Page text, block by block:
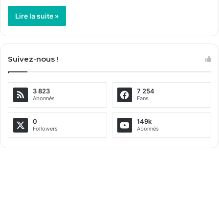
Lire la suite »
Suivez-nous !
3 823
Abonnés
7 254
Fans
0
Followers
149k
Abonnés